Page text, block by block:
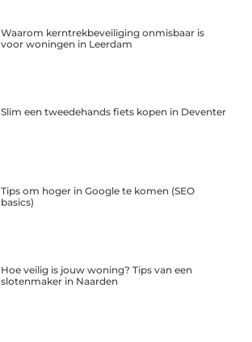
Waarom kerntrekbeveiliging onmisbaar is
voor woningen in Leerdam
Slim een tweedehands fiets kopen in Deventer
Tips om hoger in Google te komen (SEO
basics)
Hoe veilig is jouw woning? Tips van een
slotenmaker in Naarden